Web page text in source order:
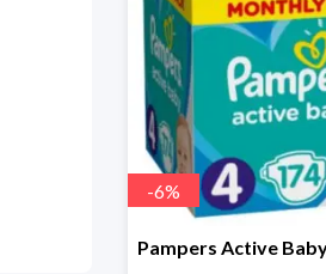
-6%